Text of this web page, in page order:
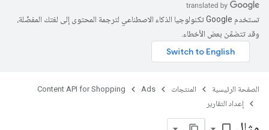
تستخدم Google تكنولوجيا الذكاء الاصطناعي لترجمة المحتوى إلى لغتك المفضّلة،
وقد تتضمّن بعض الأخطاء.
الصفحة الرئيسية المنتجات Ads
Content API for Shopping
إعداد التقارير